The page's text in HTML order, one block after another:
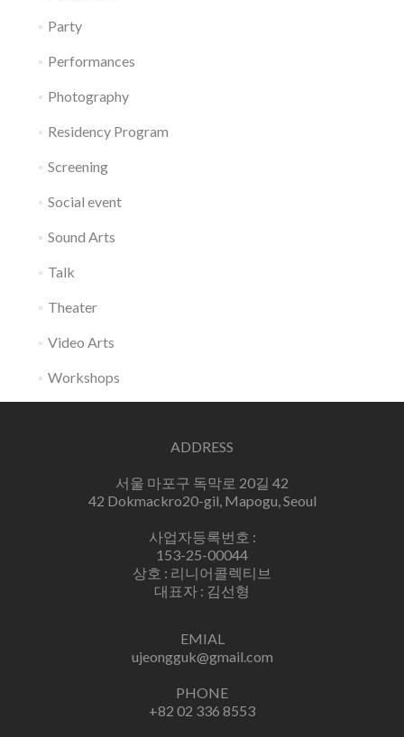
Party
Performances
Photography
Residency Program
Screening
Social event
Sound Arts
Talk
Theater
Video Arts
Workshops
ADDRESS
서울 마포구 독막로 20길 42
42 Dokmackro20-gil, Mapogu, Seoul
사업자등록번호 :
153-25-00044
상호 : 리니어콜렉티브
대표자 : 김선형
EMIAL
ujeongguk@gmail.com
PHONE
+82 02 336 8553